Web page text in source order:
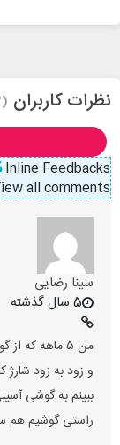
نظرات کاربران (2)
Inline Feedbacks
all comments
سینا رضایی
5 سال گذشته
من ۵ ماهه
و زود به زود شارژ
ببینم به گوشی
راستی گوشیم هم